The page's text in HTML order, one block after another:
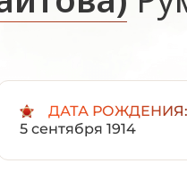
ДАТА РОЖДЕНИЯ:
5 сентября 1914